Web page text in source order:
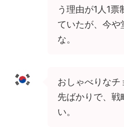
う理由が1人1
ていたが、今や
な。
おしゃべりなチ
先ばかりで、戦
い。